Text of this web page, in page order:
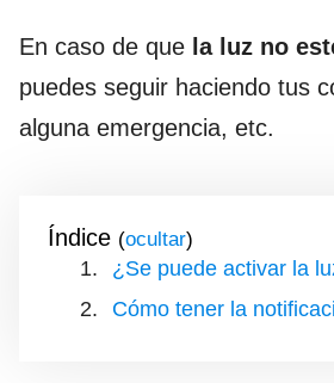
En caso de que la luz no
puedes seguir haciendo tus
alguna emergencia, etc.
Índice ( )
¿Se puede activar la
Cómo tener la